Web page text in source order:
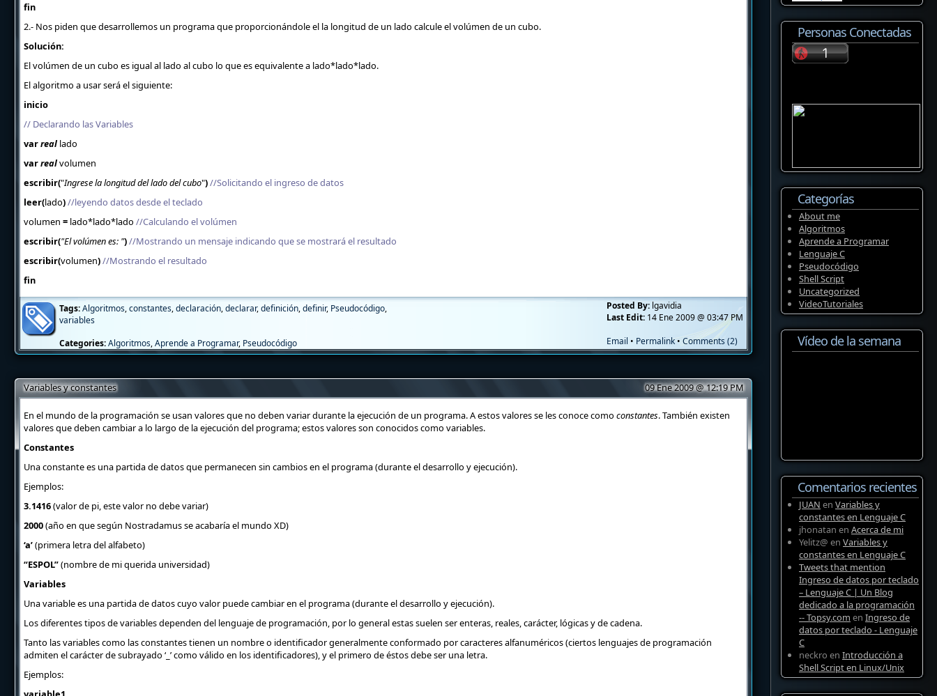
fin
2.- Nos piden que desarrollemos un programa que proporcionándole el la longitud de un lado calcule el volúmen de un cubo.
Solución:
El volúmen de un cubo es igual al lado al cubo lo que es equivalente a lado*lado*lado.
El algoritmo a usar será el siguiente:
inicio
// Declarando las Variables
varreal lado
varrealvolumen
escribir("Ingrese la longitud del lado del cubo")//Solicitando el ingreso de datos
leer(lado)//leyendo datos desde el teclado
volumen = lado*lado*lado //Calculando el volúmen
escribir("El volúmen es: ")//Mostrando un mensaje indicando que se mostrará el resultado
escribir(volumen)//Mostrando el resultado
fin
Posted By: lgavidia
Last Edit: 14 Ene 2009 @ 03:47 PM
Email • Permalink•Comments (2)
Tags:Algoritmos,constantes,declaración,declarar,definición,definir, Pseudocódigo,
variables
Categories: Algoritmos,Aprende a Programar, Pseudocódigo
Variables y constantes 09 Ene 2009 @ 12:19 PM
En el mundo de la programación se usan valores que no deben variar durante la ejecución de un programa. A estos valores se les conoce como constantes. También existen
valores que deben cambiar a lo largo de la ejecución del programa; estos valores son conocidos como variables.
Constantes
Una constante es una partida de datos que permanecen sin cambios en el programa (durante el desarrollo y ejecución).
Ejemplos:
3.1416(valor de pi, este valor no debe variar)
2000(año en que según Nostradamus se acabaría el mundo XD)
‘a’(primera letra del alfabeto)
“ESPOL”(nombre de mi querida universidad)
Variables
Una variable es una partida de datos cuyo valor puede cambiar en el programa (durante el desarrollo y ejecución).
Los diferentes tipos de variables dependen del lenguaje de programación, por lo general estas suelen ser enteras, reales, carácter, lógicas y de cadena.
Tanto las variables como las constantes tienen un nombre o identificador generalmente conformado por caracteres alfanuméricos (ciertos lenguajes de programación
admiten el carácter de subrayado ‘_’ como válido en los identificadores), y el primero de éstos debe ser una letra.
Ejemplos:
Personas Conectadas
Categorías
About me
Algoritmos
Aprende a Programar
Lenguaje C
Pseudocódigo
Shell Script
Uncategorized
VideoTutoriales
Vídeo de la semana
Comentarios recientes
JUAN en Variables y
constantes en Lenguaje C
jhonatan en Acerca de mi
Yelitz@ en Variables y
constantes en Lenguaje C
Tweets that mention
Ingreso de datos por teclado
– Lenguaje C | Un Blog
dedicado a la programación
-- Topsy.com en Ingreso de
datos por teclado - Lenguaje
C
neckro en Introducción a
Shell Script en Linux/Unix